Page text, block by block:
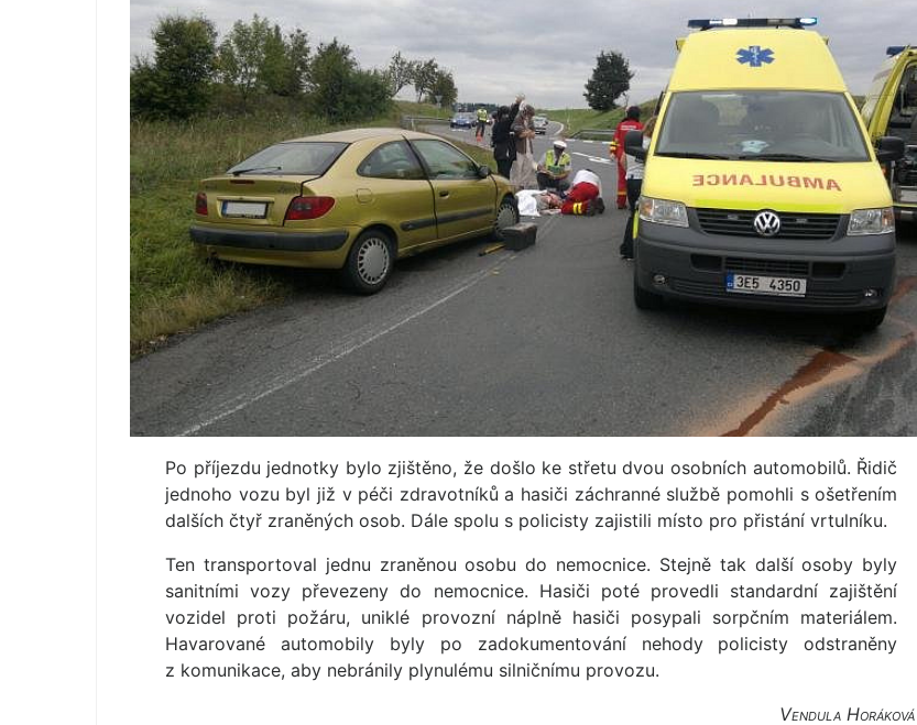
Po příjezdu jednotky bylo zjištěno, že došlo ke střetu dvou osobních automobilů. Řidič
jednoho vozu byl již v péči zdravotníků a hasiči záchranné službě pomohli s ošetřením
dalších čtyř zraněných osob. Dále spolu s policisty zajistili místo pro přistání vrtulníku.
Ten transportoval jednu zraněnou osobu do nemocnice. Stejně tak další osoby byly
sanitními vozy převezeny do nemocnice. Hasiči poté provedli standardní zajištění
vozidel proti požáru, uniklé provozní náplně hasiči posypali sorpčním materiálem.
Havarované automobily byly po zadokumentování nehody policisty odstraněny
z komunikace, aby nebránily plynulému silničnímu provozu.
Vendula Horáková